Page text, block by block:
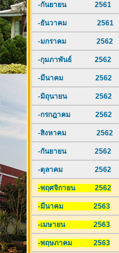
-กันยายน 2561
-ธันวาคม 2561
-มกราคม 2562
-กุมภาพันธ์ 2562
-มีนาคม 2562
-มิถุนายน 2562
-กรกฎาคม 2562
-สิงหาคม 2562
-กันยายน 2562
-ตุลาคม 2562
-พฤศจิกายน 2562
-มีนาคม 2563
-เมษายน 2563
-พฤษภาคม 2563